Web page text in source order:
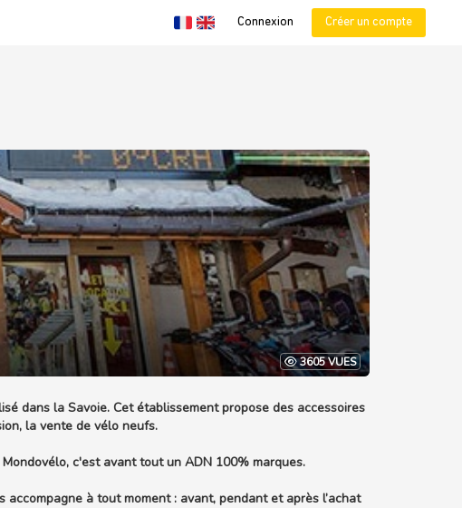
Connexion Créer un compte
3605 VUES
dans la Savoie. Cet établissement propose des accessoires
la vente de vélo neufs.
c'est avant tout un ADN 100% marques.
à tout moment : avant, pendant et après l’achat